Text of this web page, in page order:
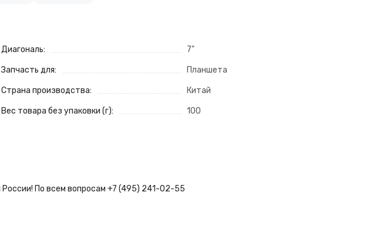
Диагональ: 7"
Запчасть для: Планшета
Страна производства: Китай
Вес товара без упаковки (г): 100
По всем вопросам +7 (495) 241-02-55